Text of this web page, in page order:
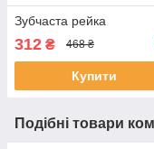
Зубчаста рейка
312 ₴ 468 ₴
Купити
Подібні товари